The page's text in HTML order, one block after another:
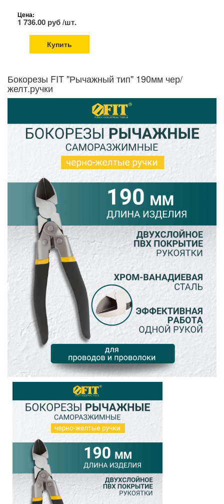
Цена:
1 736.00 руб /шт.
Купить
Бокорезы FIT "Рычажный тип" 190мм чер/
желт.ручки